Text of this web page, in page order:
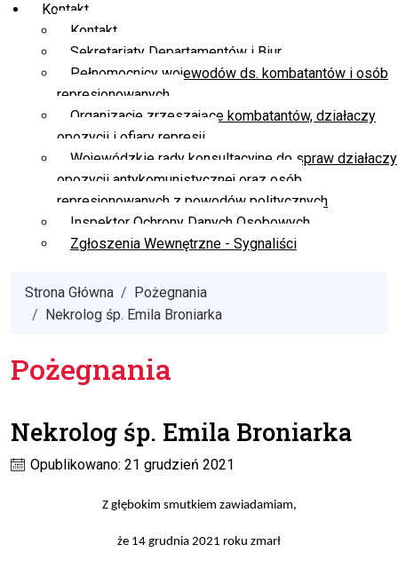
Kontakt
Kontakt
Sekretariaty Departamentów i Biur
Pełnomocnicy wojewodów ds. kombatantów i osób
represjonowanych
Organizacje zrzeszające kombatantów, działaczy
opozycji i ofiary represji
Wojewódzkie rady konsultacyjne do spraw działaczy
opozycji antykomunistycznej oraz osób
represjonowanych z powodów politycznych
Inspektor Ochrony Danych Osobowych
Zgłoszenia Wewnętrzne - Sygnaliści
Strona Główna
Pożegnania
Nekrolog śp. Emila Broniarka
Pożegnania
Nekrolog śp. Emila Broniarka
Opublikowano: 21 grudzień 2021
Z głębokim smutkiem zawiadamiam,
że 14 grudnia 2021 roku zmarł